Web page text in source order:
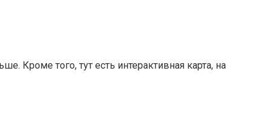
Кроме того, тут есть интерактивная карта, на